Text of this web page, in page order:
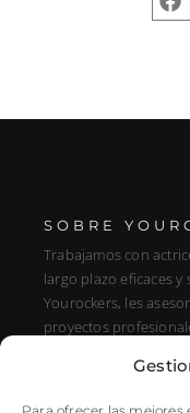
SOBRE
Trabajamos con
largo plazo eficaces
Yourockers, les
proyectos
DIRECCIÓN